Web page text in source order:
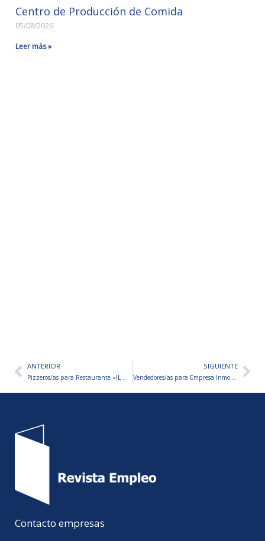
Centro de Producción de Comida
05/08/2026
Leer más »
AntANTERIOR
Pizzeros/as para Restaurante «IL QUOTIDIANO»
SIGUIENTE
Vendedores/as para Empresa Inmobiliaria
Contacto empresas